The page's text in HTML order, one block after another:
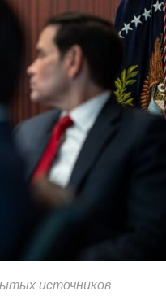
источников